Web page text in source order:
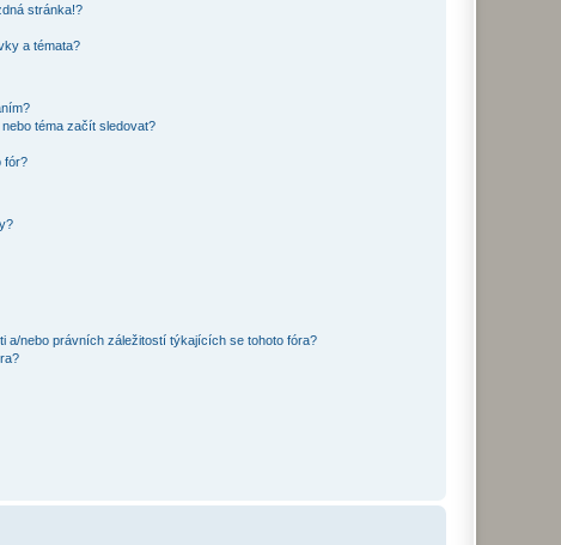
stránka!?
a témata?
téma začít sledovat?
fór?
a/nebo právních záležitostí týkajících se tohoto fóra?